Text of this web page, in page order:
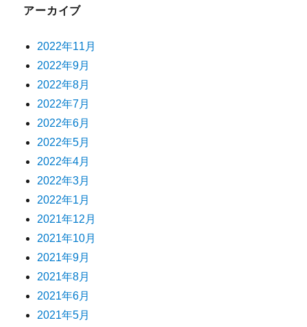
アーカイブ
2022年11月
2022年9月
2022年8月
2022年7月
2022年6月
2022年5月
2022年4月
2022年3月
2022年1月
2021年12月
2021年10月
2021年9月
2021年8月
2021年6月
2021年5月